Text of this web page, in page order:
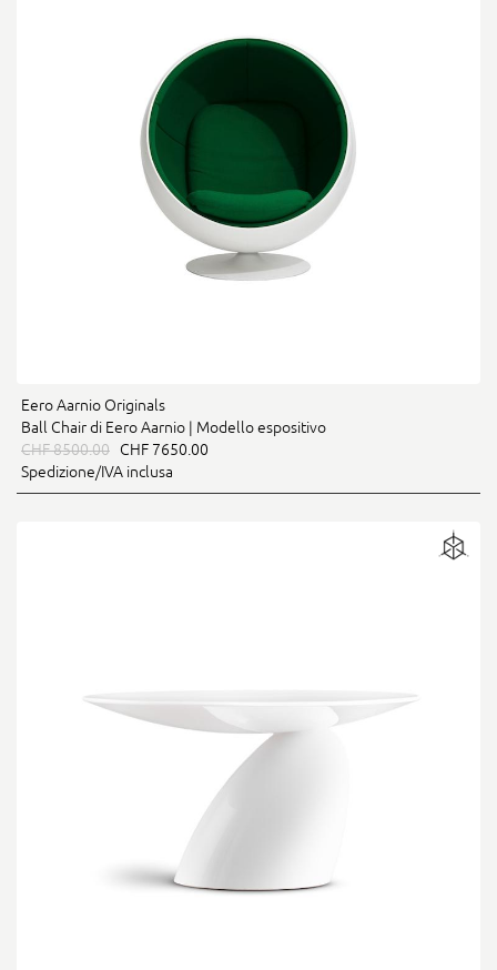
Eero Aarnio Originals
Ball Chair di Eero Aarnio | Modello espositivo
CHF 8500.00 CHF 7650.00
Spedizione/IVA inclusa